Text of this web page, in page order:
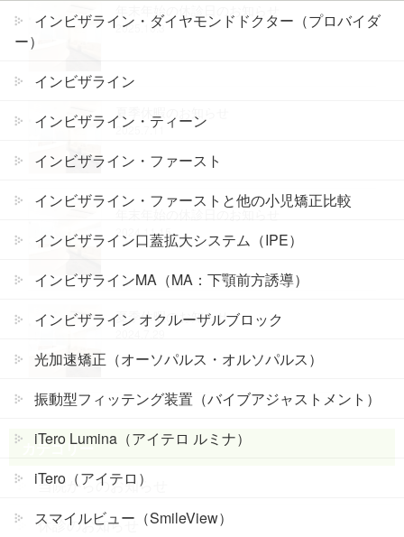
年末年始の休診日のお知らせ
2025.10.3
夏季休暇のお知らせ
2025.7.11
2024.11.15
夏季休暇のお知らせ
カテゴリー
当院からのお知らせ
休診のお知らせ
インビザライン・ダイヤモンドドクター（プロバイダ
ー）
インビザライン
インビザライン・ティーン
インビザライン・ファースト
インビザライン・ファーストと他の小児矯正比較
インビザライン口蓋拡大システム（IPE）
インビザラインMA（MA：下顎前方誘導）
インビザライン オクルーザルブロック
光加速矯正（オーソパルス・オルソパルス）
振動型フィッテング装置（バイブアジャストメント）
iTero Lumina（アイテロ ルミナ）
iTero（アイテロ）
スマイルビュー（SmileView）